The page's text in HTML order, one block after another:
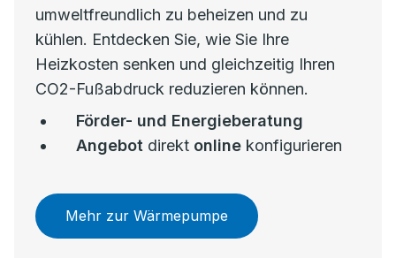
umweltfreundlich zu beheizen und zu
kühlen. Entdecken Sie, wie Sie Ihre
Heizkosten senken und gleichzeitig Ihren
CO2-Fußabdruck reduzieren können.
Förder- und Energieberatung
Angebot direkt online konfigurieren
Mehr zur Wärmepumpe